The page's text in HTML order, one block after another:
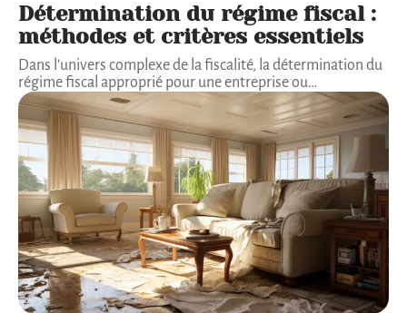
Détermination du régime fiscal :
méthodes et critères essentiels
Dans l'univers complexe de la fiscalité, la détermination du
régime fiscal approprié pour une entreprise ou…